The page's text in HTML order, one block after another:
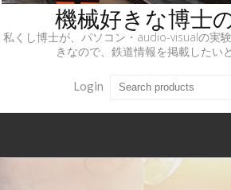
機械好きな博士
私くし博士が、パソコン・audio-visualの実
きなので、鉄道情報を掲載したい
Login